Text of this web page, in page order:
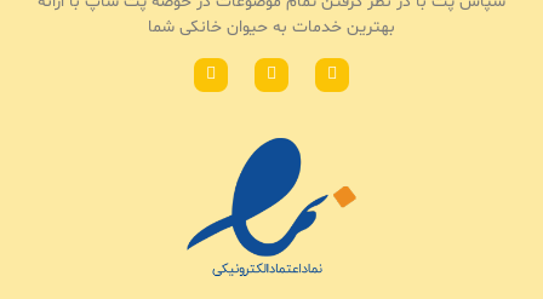
بهترین خدمات به حیوان خانکی شما